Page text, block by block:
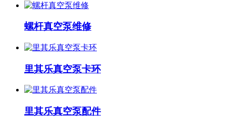
螺杆真空泵维修
里其乐真空泵卡环
里其乐真空泵配件